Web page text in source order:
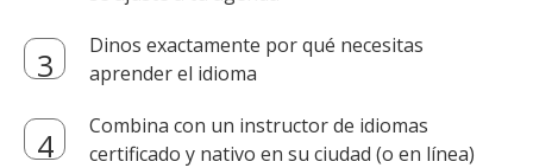
Dinos exactamente por qué necesitas
aprender el idioma
Combina con un instructor de idiomas
certificado y nativo en su ciudad (o en línea)